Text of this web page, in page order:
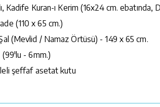
Kadife Kuran-ı Kerim (16x24 cm. ebatında,
(110 x 65 cm.)
(Mevlid / Namaz Örtüsü) - 149 x 65 cm.
(99'lu - 6mm.)
şeffaf asetat kutu